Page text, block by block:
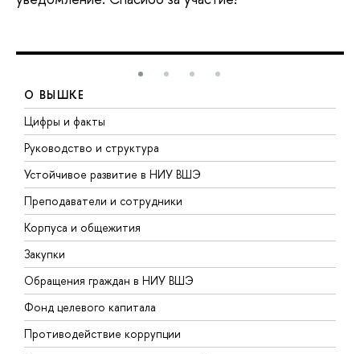
О ВЫШКЕ
Цифры и факты
Руководство и структура
Устойчивое развитие в НИУ ВШЭ
Преподаватели и сотрудники
Корпуса и общежития
Закупки
Обращения граждан в НИУ ВШЭ
Фонд целевого капитала
Противодействие коррупции